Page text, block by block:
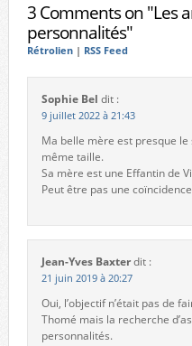
3 Comments on "Les
personnalités"
Rétrolien| RSS Feed
Sophie Bel dit :
9 juillet 2022 à 21:43
Ma belle mère est presque
même taille.
Sa mère est une Effantin de
Peut être pas une
Jean-Yves Baxterdit :
21 juin 2019 à 20:27
Oui, l’objectif n’était pas de
Thomé mais la recherche
personnalités.